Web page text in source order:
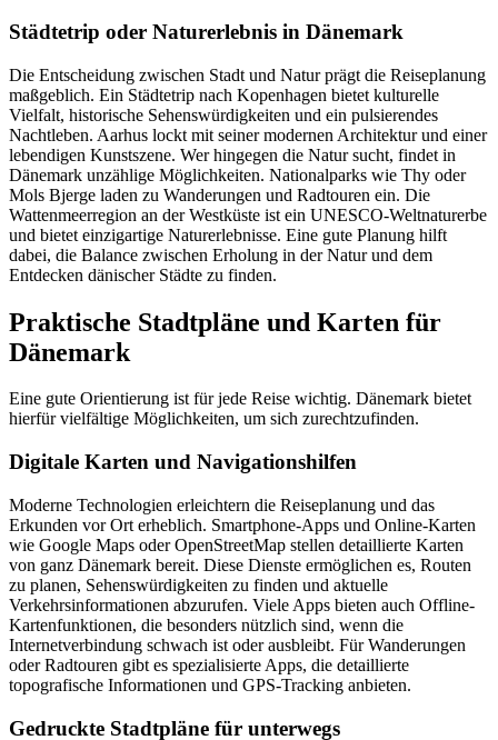
Städtetrip oder Naturerlebnis in Dänemark
Die Entscheidung zwischen Stadt und Natur prägt die Reiseplanung
maßgeblich. Ein Städtetrip nach Kopenhagen bietet kulturelle
Vielfalt, historische Sehenswürdigkeiten und ein pulsierendes
Nachtleben. Aarhus lockt mit seiner modernen Architektur und einer
lebendigen Kunstszene. Wer hingegen die Natur sucht, findet in
Dänemark unzählige Möglichkeiten. Nationalparks wie Thy oder
Mols Bjerge laden zu Wanderungen und Radtouren ein. Die
Wattenmeerregion an der Westküste ist ein UNESCO-Weltnaturerbe
und bietet einzigartige Naturerlebnisse. Eine gute Planung hilft
dabei, die Balance zwischen Erholung in der Natur und dem
Entdecken dänischer Städte zu finden.
Praktische Stadtpläne und Karten für
Dänemark
Eine gute Orientierung ist für jede Reise wichtig. Dänemark bietet
hierfür vielfältige Möglichkeiten, um sich zurechtzufinden.
Digitale Karten und Navigationshilfen
Moderne Technologien erleichtern die Reiseplanung und das
Erkunden vor Ort erheblich. Smartphone-Apps und Online-Karten
wie Google Maps oder OpenStreetMap stellen detaillierte Karten
von ganz Dänemark bereit. Diese Dienste ermöglichen es, Routen
zu planen, Sehenswürdigkeiten zu finden und aktuelle
Verkehrsinformationen abzurufen. Viele Apps bieten auch Offline-
Kartenfunktionen, die besonders nützlich sind, wenn die
Internetverbindung schwach ist oder ausbleibt. Für Wanderungen
oder Radtouren gibt es spezialisierte Apps, die detaillierte
topografische Informationen und GPS-Tracking anbieten.
Gedruckte Stadtpläne für unterwegs